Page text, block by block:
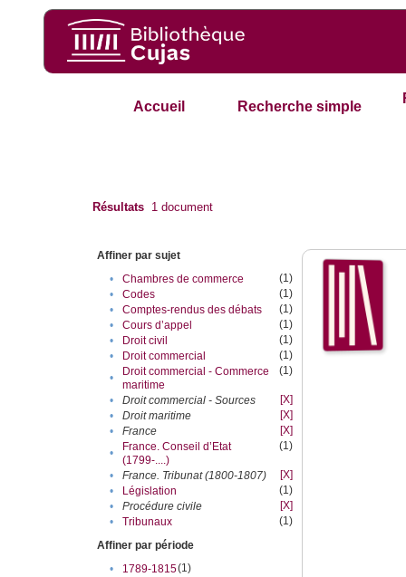
Accueil Recherche simple
Résultats 1 document
Affiner par sujet
•
Chambres de commerce
(1)
•
Codes
(1)
•
Comptes-rendus des débats
(1)
•
Cours d’appel
(1)
•
Droit civil
(1)
•
Droit commercial
(1)
•
Droit commercial - Commerce
maritime
(1)
• Droit commercial - Sources
[X]
•
Droit maritime
[X]
•
France
[X]
•
France. Conseil d’Etat
(1799-....)
(1)
• France. Tribunat (1800-1807)
[X]
•
Législation
(1)
•
Procédure civile
[X]
•
Tribunaux
(1)
Affiner par période
•
1789-1815(1)